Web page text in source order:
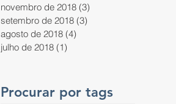
novembro de 2018 (3)
setembro de 2018 (3)
agosto de 2018 (4)
julho de 2018 (1)
Procurar por tags